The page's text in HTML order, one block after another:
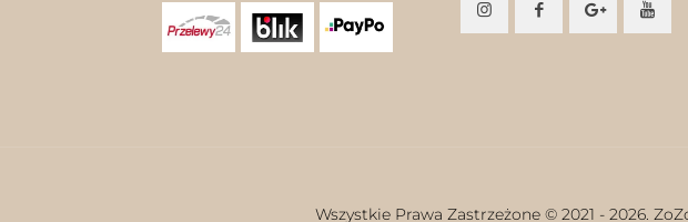
Wszystkie Prawa Zastrzeżone © 2021 - 2026.